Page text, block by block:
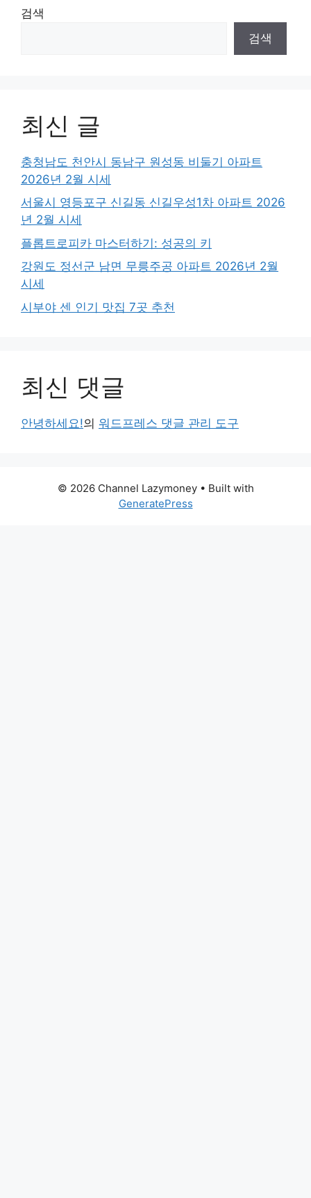
검색
검색
최신 글
충청남도 천안시 동남구 원성동 비둘기 아파트
2026년 2월 시세
서울시 영등포구 신길동 신길우성1차 아파트 2026
년 2월 시세
플롭트로피카 마스터하기: 성공의 키
강원도 정선군 남면 무릉주공 아파트 2026년 2월
시세
시부야 센 인기 맛집 7곳 추천
최신 댓글
안녕하세요!의 워드프레스 댓글 관리 도구
© 2026 Channel Lazymoney• Built with
GeneratePress